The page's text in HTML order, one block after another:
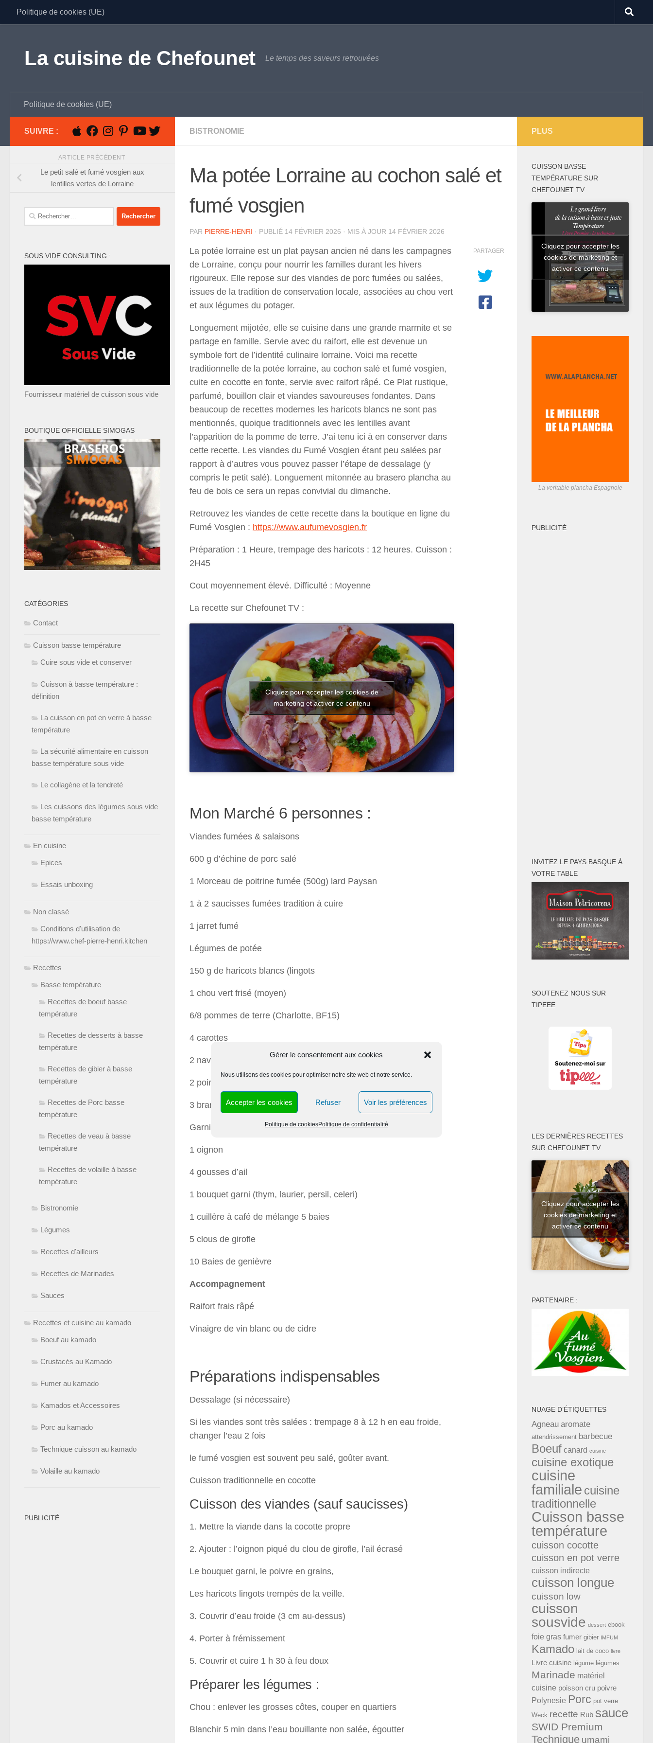
Gérer le consentement aux cookies
Nous utilisons des cookies pour optimiser notre site web et notre service.
Accepter les cookies Refuser Voir les préférences
Politique de cookiesPolitique de confidentialité
Skip to content
Politique de cookies (UE)
La cuisine de Chefounet Le temps des saveurs retrouvées
Politique de cookies (UE)
BISTRONOMIE
Ma potée Lorraine au cochon salé et
fumé vosgien
PAR PIERRE-HENRI · PUBLIÉ 14 FÉVRIER 2026 · MIS À JOUR 14 FÉVRIER 2026
La potée lorraine est un plat paysan ancien né dans les campagnes
de Lorraine, conçu pour nourrir les familles durant les hivers
rigoureux. Elle repose sur des viandes de porc fumées ou salées,
issues de la tradition de conservation locale, associées au chou vert
et aux légumes du potager.
Longuement mijotée, elle se cuisine dans une grande marmite et se
partage en famille. Servie avec du raifort, elle est devenue un
symbole fort de l’identité culinaire lorraine. Voici ma recette
traditionnelle de la potée lorraine, au cochon salé et fumé vosgien,
cuite en cocotte en fonte, servie avec raifort râpé. Ce Plat rustique,
parfumé, bouillon clair et viandes savoureuses fondantes. Dans
beaucoup de recettes modernes les haricots blancs ne sont pas
mentionnés, quoique traditionnels avec les lentilles avant
l’apparition de la pomme de terre. J’ai tenu ici à en conserver dans
cette recette. Les viandes du Fumé Vosgien étant peu salées par
rapport à d’autres vous pouvez passer l’étape de dessalage (y
compris le petit salé). Longuement mitonnée au brasero plancha au
feu de bois ce sera un repas convivial du dimanche.
Retrouvez les viandes de cette recette dans la boutique en ligne du
Fumé Vosgien : https://www.aufumevosgien.fr
Préparation : 1 Heure, trempage des haricots : 12 heures. Cuisson :
2H45
Cout moyennement élevé. Difficulté : Moyenne
La recette sur Chefounet TV :
Cliquez pour accepter les cookies de
marketing et activer ce contenu
Mon Marché 6 personnes :
Viandes fumées & salaisons
600 g d’échine de porc salé
1 Morceau de poitrine fumée (500g) lard Paysan
1 à 2 saucisses fumées tradition à cuire
1 jarret fumé
Légumes de potée
150 g de haricots blancs (lingots
1 chou vert frisé (moyen)
6/8 pommes de terre (Charlotte, BF15)
4 carottes
2 navets
2 poireaux
3 branches de céleri
Garniture Aromatique
1 oignon
4 gousses d’ail
1 bouquet garni (thym, laurier, persil, celeri)
1 cuillère à café de mélange 5 baies
5 clous de girofle
10 Baies de genièvre
Accompagnement
Raifort frais râpé
Vinaigre de vin blanc ou de cidre
Préparations indispensables
Dessalage (si nécessaire)
Si les viandes sont très salées : trempage 8 à 12 h en eau froide,
changer l’eau 2 fois
le fumé vosgien est souvent peu salé, goûter avant.
Cuisson traditionnelle en cocotte
Cuisson des viandes (sauf saucisses)
1. Mettre la viande dans la cocotte propre
2. Ajouter : l’oignon piqué du clou de girofle, l’ail écrasé
Le bouquet garni, le poivre en grains,
Les haricots lingots trempés de la veille.
3. Couvrir d’eau froide (3 cm au-dessus)
4. Porter à frémissement
5. Couvrir et cuire 1 h 30 à feu doux
Préparer les légumes :
Chou : enlever les grosses côtes, couper en quartiers
Blanchir 5 min dans l’eau bouillante non salée, égoutter
PARTAGER
SUIVRE :
ARTICLE PRÉCÉDENT
Le petit salé et fumé vosgien aux
lentilles vertes de Lorraine
Rechercher :
SOUS VIDE CONSULTING :
Fournisseur matériel de cuisson sous vide
BOUTIQUE OFFICIELLE SIMOGAS
CATÉGORIES
Contact
Cuisson basse température
Cuire sous vide et conserver
Cuisson à basse température :
définition
La cuisson en pot en verre à basse
température
La sécurité alimentaire en cuisson
basse température sous vide
Le collagène et la tendreté
Les cuissons des légumes sous vide
basse température
En cuisine
Epices
Essais unboxing
Non classé
Conditions d'utilisation de
https://www.chef-pierre-henri.kitchen
Recettes
Basse température
Recettes de boeuf basse
température
Recettes de desserts à basse
température
Recettes de gibier à basse
température
Recettes de Porc basse
température
Recettes de veau à basse
température
Recettes de volaille à basse
température
Bistronomie
Légumes
Recettes d'ailleurs
Recettes de Marinades
Sauces
Recettes et cuisine au kamado
Boeuf au kamado
Crustacés au Kamado
Fumer au kamado
Kamados et Accessoires
Porc au kamado
Technique cuisson au kamado
Volaille au kamado
PUBLICITÉ
PLUS
CUISSON BASSE
TEMPÉRATURE SUR
CHEFOUNET TV
Cliquez pour accepter les
cookies de marketing et
activer ce contenu
La veritable plancha Espagnole
PUBLICITÉ
INVITEZ LE PAYS BASQUE À
VOTRE TABLE
SOUTENEZ NOUS SUR
TIPEEE
LES DERNIÈRES RECETTES
SUR CHEFOUNET TV
Cliquez pour accepter les
cookies de marketing et
activer ce contenu
PARTENAIRE :
NUAGE D’ÉTIQUETTES
Agneau aromate
attendrissement barbecue
Boeuf canard cuisine
cuisine exotique
cuisine
familiale cuisine
traditionnelle
Cuisson basse
température
cuisson cocotte
cuisson en pot verre
cuisson indirecte
cuisson longue
cuisson low
cuisson
sousvide dessert ebook
foie gras fumer gibier IMFUM
Kamado lait de coco livre
Livre cuisine légume légumes
Marinade matériel
cuisine poisson cru poivre
Polynesie Porc pot verre
Weck recette Rub sauce
SWID Premium
Technique umami